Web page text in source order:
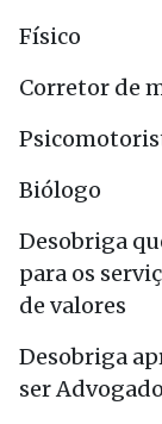
Físico
Corretor de
Biólogo
Desobriga
para os
de valores
Desobriga
ser Advogado